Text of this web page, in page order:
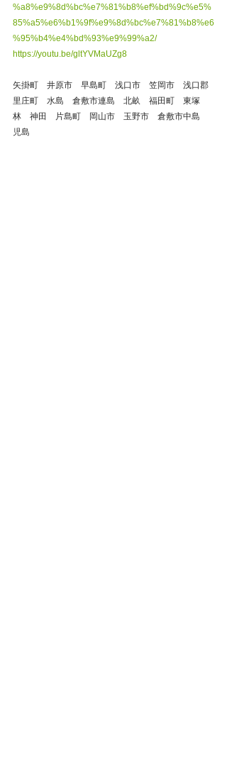
%a8%e9%8d%bc%e7%81%b8%ef%bd%9c%e5%
85%a5%e6%b1%9f%e9%8d%bc%e7%81%b8%e6
%95%b4%e4%bd%93%e9%99%a2/
https://youtu.be/gltYVMaUZg8
矢掛町　井原市　早島町　浅口市　笠岡市　浅口郡
里庄町　水島　倉敷市連島　北畝　福田町　東塚
林　神田　片島町　岡山市　玉野市　倉敷市中島
児島